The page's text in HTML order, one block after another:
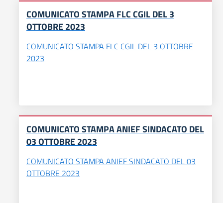
COMUNICATO STAMPA FLC CGIL DEL 3
OTTOBRE 2023
COMUNICATO STAMPA FLC CGIL DEL 3 OTTOBRE
2023
COMUNICATO STAMPA ANIEF SINDACATO DEL
03 OTTOBRE 2023
COMUNICATO STAMPA ANIEF SINDACATO DEL 03
OTTOBRE 2023